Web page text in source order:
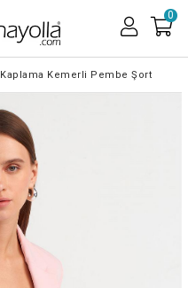
0
Kaplama Kemerli Pembe Şort